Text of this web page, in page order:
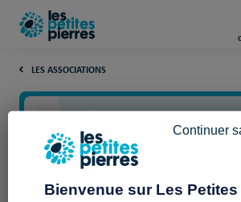
LES ASSOCIATIONS
Bienvenue sur Les Petites
Continuer